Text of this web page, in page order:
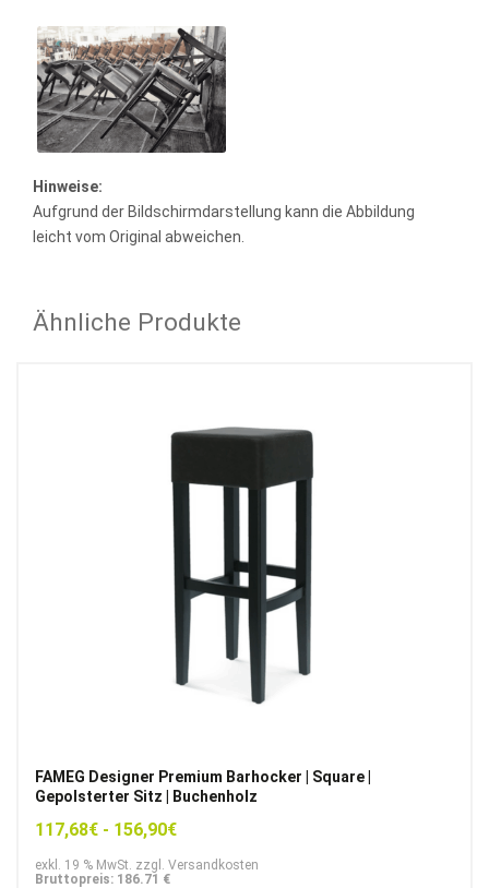
Hinweise:
Aufgrund der Bildschirmdarstellung kann die Abbildung
leicht vom Original abweichen.
Ähnliche Produkte
FAMEG Designer Premium Barhocker | Square |
Gepolsterter Sitz | Buchenholz
117,68€ - 156,90€
exkl. 19 % MwSt. zzgl. Versandkosten
Bruttopreis: 186.71 €